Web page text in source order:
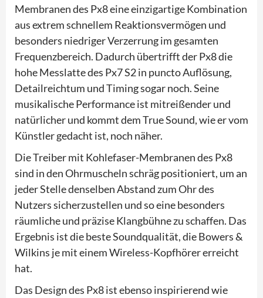
Membranen des Px8 eine einzigartige Kombination
aus extrem schnellem Reaktionsvermögen und
besonders niedriger Verzerrung im gesamten
Frequenzbereich. Dadurch übertrifft der Px8 die
hohe Messlatte des Px7 S2 in puncto Auflösung,
Detailreichtum und Timing sogar noch. Seine
musikalische Performance ist mitreißender und
natürlicher und kommt dem True Sound, wie er vom
Künstler gedacht ist, noch näher.
Die Treiber mit Kohlefaser-Membranen des Px8
sind in den Ohrmuscheln schräg positioniert, um an
jeder Stelle denselben Abstand zum Ohr des
Nutzers sicherzustellen und so eine besonders
räumliche und präzise Klangbühne zu schaffen. Das
Ergebnis ist die beste Soundqualität, die Bowers &
Wilkins je mit einem Wireless-Kopfhörer erreicht
hat.
Das Design des Px8 ist ebenso inspirierend wie